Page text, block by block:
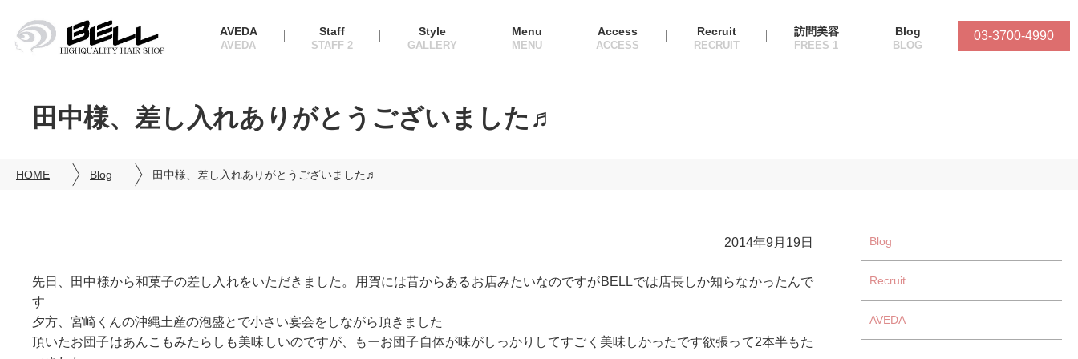
AVEDA Staff Style Menu Access Recruit 訪問美容 Blog 03-3700-4990
田中様、差し入れありがとうございました♬
HOME Blog 田中様、差し入れありがとうございました♬
2014年9月19日
先日、田中様から和菓子の差し入れをいただきました。用賀には昔からあるお店みたいなのですがBELLでは店長しか知らなかったんで
す
夕方、宮崎くんの沖縄土産の泡盛とで小さい宴会をしながら頂きました
頂いたお団子はあんこもみたらしも美味しいのですが、もーお団子自体が味がしっかりしてすごく美味しかったです欲張って2本半もた
Blog
Recruit
AVEDA